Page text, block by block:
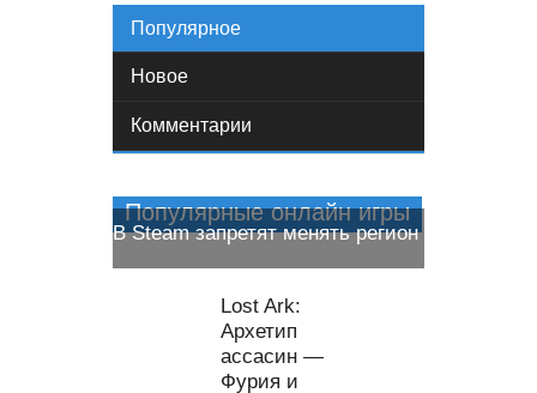
Популярное
Новое
Комментарии
Популярные онлайн игры
В Steam запретят менять регион
Lost Ark:
Архетип
ассасин —
Фурия и